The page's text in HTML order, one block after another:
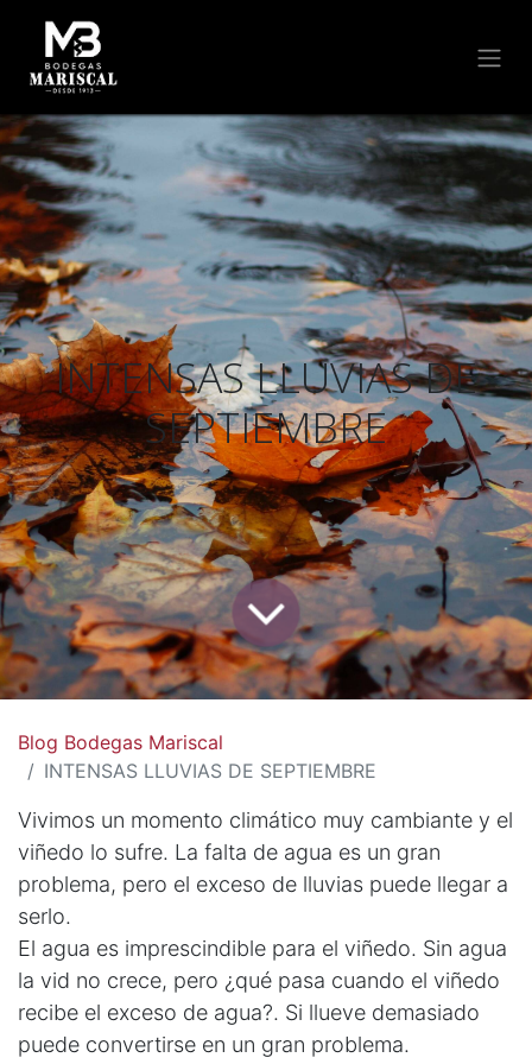
INTENSAS LLUVIAS DE
SEPTIEMBRE
Blog Bodegas Mariscal
INTENSAS LLUVIAS DE SEPTIEMBRE
Vivimos un momento climático muy cambiante y el
viñedo lo sufre. La falta de agua es un gran
problema, pero el exceso de lluvias puede llegar a
serlo.
El agua es imprescindible para el viñedo. Sin agua
la vid no crece, pero ¿qué pasa cuando el viñedo
recibe el exceso de agua?. Si llueve demasiado
puede convertirse en un gran problema.